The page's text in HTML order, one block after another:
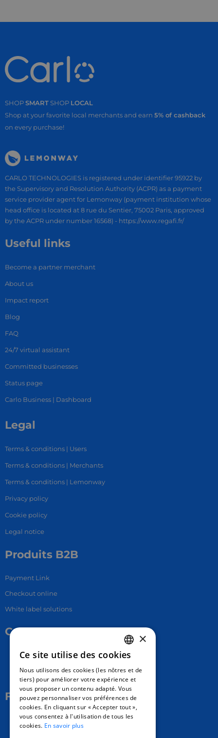
SHOPSMART SHOP LOCAL
Shop at your favorite local merchants and earn 5% of cashback
on every purchase!
CARLO TECHNOLOGIES is registered under identifier 95922 by
the Supervisory and Resolution Authority (ACPR) as a payment
service provider agent for Lemonway (payment institution whose
head office is located at 8 rue du Sentier, 75002 Paris, approved
by the ACPR under number 16568) - https://www.regafi.fr/
Useful links
Become a partner merchant
About us
Impact report
Blog
FAQ
24/7 virtual assistant
Committed businesses
Status page
Carlo Business | Dashboard
Legal
Terms & conditions | Users
Terms & conditions | Merchants
Terms & conditions | Lemonway
Privacy policy
Cookie policy
Legal notice
Produits B2B
Payment Link
Checkout online
White label solutions
Contact Us
17 Av. Albert II, 98000​
hello@carloapp.com
Follow Us
Carlo App | Instagram
FRENCH
ENGLISH
SPANISH
×
Ce site utilise des cookies
Nous utilisons des cookies (les nôtres et de
tiers) pour améliorer votre expérience et
vous proposer un contenu adapté. Vous
pouvez personnaliser vos préférences de
cookies. En cliquant sur « Accepter tout »,
vous consentez à l'utilisation de tous les
cookies. En savoir plus